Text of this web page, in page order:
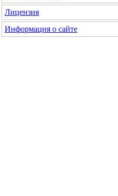
Лицензия
Информация о сайте